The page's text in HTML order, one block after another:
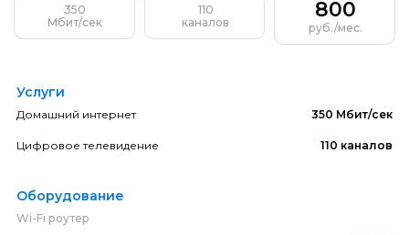
350
Мбит/сек
110
каналов
800
руб./мес.
Услуги
Домашний интернет 350 Мбит/сек
Цифровое телевидение 110 каналов
Оборудование
Wi-Fi роутер